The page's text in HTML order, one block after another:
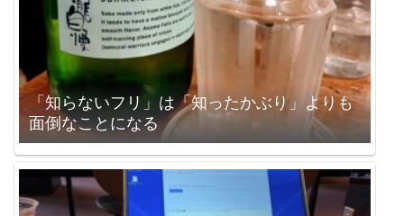
「知らないフリ」は「知ったかぶり」よりも
面倒なことになる